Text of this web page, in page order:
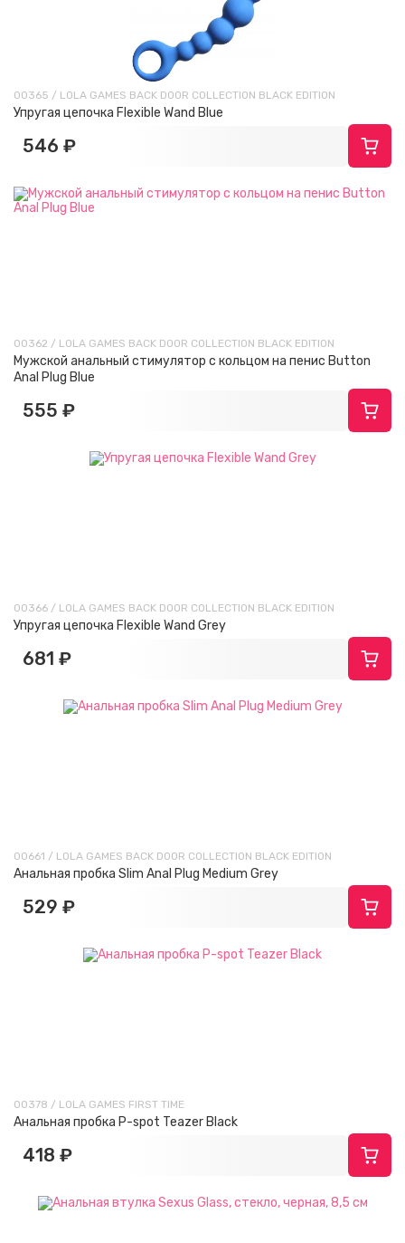
00365 / LOLA GAMES BACK DOOR COLLECTION BLACK EDITION
Упругая цепочка Flexible Wand Blue
546 ₽
00362 / LOLA GAMES BACK DOOR COLLECTION BLACK EDITION
Мужской анальный стимулятор с кольцом на пенис Button
Anal Plug Blue
555 ₽
00366 / LOLA GAMES BACK DOOR COLLECTION BLACK EDITION
Упругая цепочка Flexible Wand Grey
681 ₽
00661 / LOLA GAMES BACK DOOR COLLECTION BLACK EDITION
Анальная пробка Slim Anal Plug Medium Grey
529 ₽
00378 / LOLA GAMES FIRST TIME
Анальная пробка P-spot Teazer Black
418 ₽